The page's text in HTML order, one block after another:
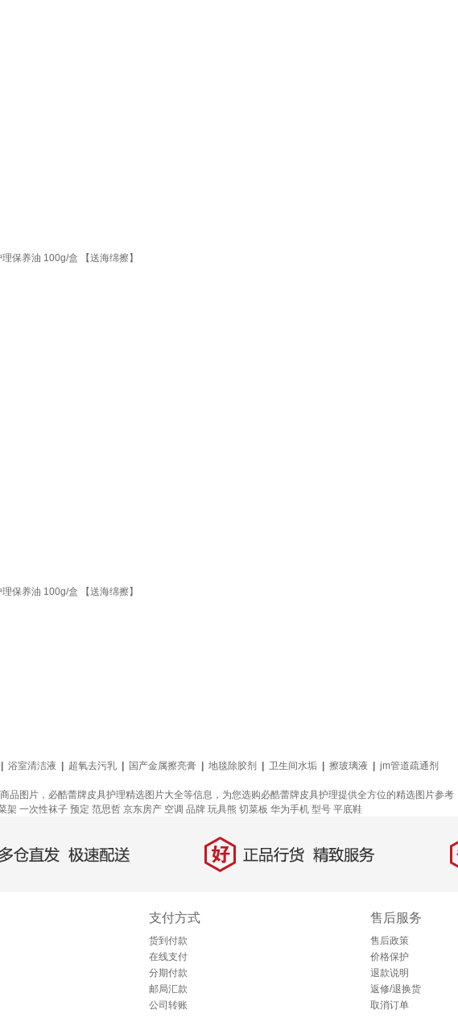
保养油 100g/盒 【送海绵擦】
保养油 100g/盒 【送海绵擦】
浴室清洁液 超氧去污乳 国产金属擦亮膏 地毯除胶剂 卫生间水垢 擦玻璃液
jm管道疏通剂
图片，必酷蕾牌皮具护理精选图片大全等信息，为您选购必酷蕾牌皮具护理提供全方位的精选图片参考
架 一次性袜子 预定 范思哲 京东房产 空调 品牌 玩具熊 切菜板 华为手机 型号 平底鞋
直发，极速配送 好 正品行货，精致服务
支付方式
货到付款
在线支付
分期付款
邮局汇款
公司转账
售后服务
售后政策
价格保护
退款说明
返修/退换货
取消订单